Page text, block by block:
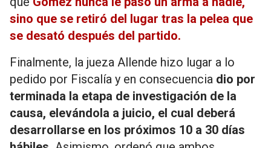
sino que se retiró del lugar tras la pelea que
se desató después del partido.
Finalmente, la jueza Allende hizo lugar a lo
pedido por Fiscalía y en consecuencia dio por
terminada la etapa de investigación de la
causa, elevándola a juicio, el cual deberá
desarrollarse en los próximos 10 a 30 días